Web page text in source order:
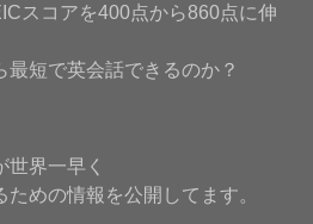
スコアを400点から860点に伸
最短で英会話できるのか？
界一早く
めの情報を公開してます。